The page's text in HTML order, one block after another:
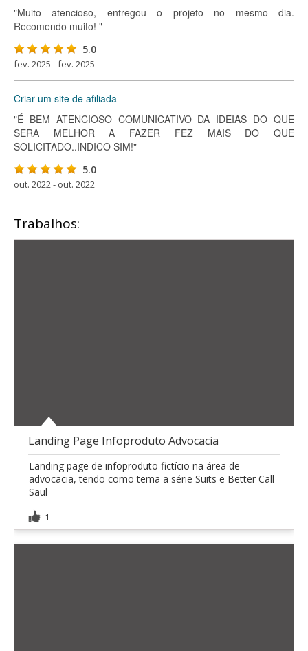
"Muito atencioso, entregou o projeto no mesmo dia.
Recomendo muito! "
5.0
fev. 2025 - fev. 2025
Criar um site de afiliada
"É BEM ATENCIOSO COMUNICATIVO DA IDEIAS DO QUE
SERA MELHOR A FAZER FEZ MAIS DO QUE
SOLICITADO..INDICO SIM!"
5.0
out. 2022 - out. 2022
Trabalhos:
Landing Page Infoproduto Advocacia
Landing page de infoproduto fictício na área de
advocacia, tendo como tema a série Suits e Better Call
Saul
1